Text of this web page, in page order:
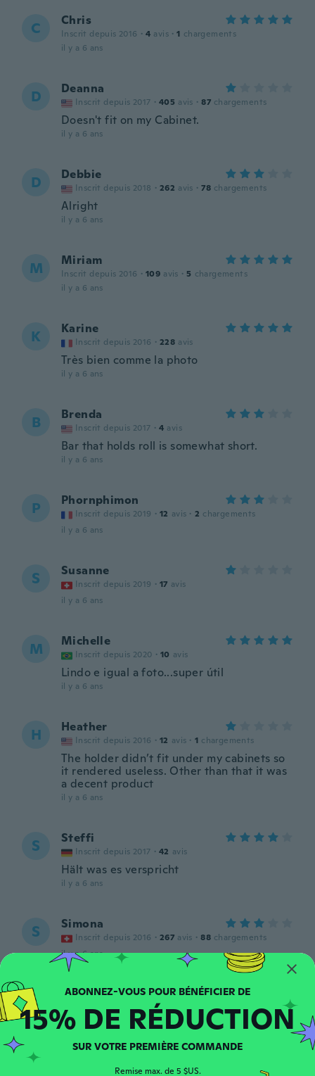
C Chris
Inscrit depuis 2016 · 4 avis · 1 chargements
il y a 6 ans
D Deanna
Inscrit depuis 2017 · 405 avis · 87 chargements
Doesn't fit on my Cabinet.
il y a 6 ans
D Debbie
Inscrit depuis 2018 · 262 avis · 78 chargements
Alright
il y a 6 ans
M Miriam
Inscrit depuis 2016 · 109 avis · 5 chargements
il y a 6 ans
K Karine
Inscrit depuis 2016 · 228 avis
Très bien comme la photo
il y a 6 ans
B Brenda
Inscrit depuis 2017 · 4 avis
Bar that holds roll is somewhat short.
il y a 6 ans
P Phornphimon
Inscrit depuis 2019 · 12 avis · 2 chargements
il y a 6 ans
S Susanne
Inscrit depuis 2019 · 17 avis
il y a 6 ans
M Michelle
Inscrit depuis 2020 · 10 avis
Lindo e igual a foto...super útil
il y a 6 ans
H Heather
Inscrit depuis 2016 · 12 avis · 1 chargements
The holder didn’t fit under my cabinets so
it rendered useless. Other than that it was
a decent product
il y a 6 ans
S Steffi
Inscrit depuis 2017 · 42 avis
Hält was es verspricht
il y a 6 ans
S Simona
Inscrit depuis 2016 · 267 avis · 88 chargements
il y a 6 ans
A Anton
Inscrit depuis 2018 · 111 avis · 1 chargements
il y a 6 ans
15% DE RÉDUCTION
SUR VOTRE PREMIÈRE COMMANDE
Remise max. de 5 $US.